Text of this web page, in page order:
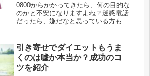
0800からかかってきたら、何の目的な
のかと不安になりますよね？迷惑電話
だったら、嫌だなと思っている方も多
のか？出ない方がいい理由とかけ直し
する唯一の理由を紹介していきま...
引き寄せでダイエットもうま
くのは嘘か本当か？成功のコ
ツを紹介